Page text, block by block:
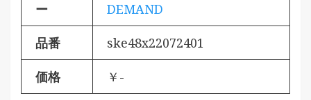
ー
DEMAND
品番 ske48x22072401
価格 ￥-